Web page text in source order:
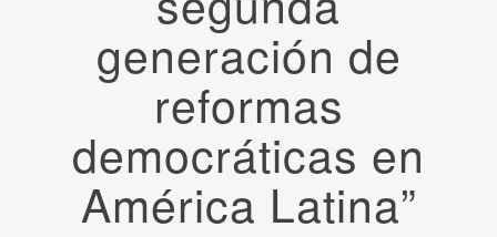
generación de
reformas
democráticas en
América Latina”